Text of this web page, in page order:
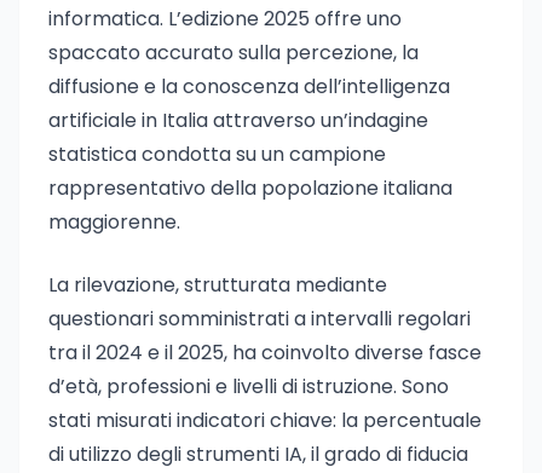
informatica. L’edizione 2025 offre uno
spaccato accurato sulla percezione, la
diffusione e la conoscenza dell’intelligenza
artificiale in Italia attraverso un’indagine
statistica condotta su un campione
rappresentativo della popolazione italiana
maggiorenne.
La rilevazione, strutturata mediante
questionari somministrati a intervalli regolari
tra il 2024 e il 2025, ha coinvolto diverse fasce
d’età, professioni e livelli di istruzione. Sono
stati misurati indicatori chiave: la percentuale
di utilizzo degli strumenti IA, il grado di fiducia